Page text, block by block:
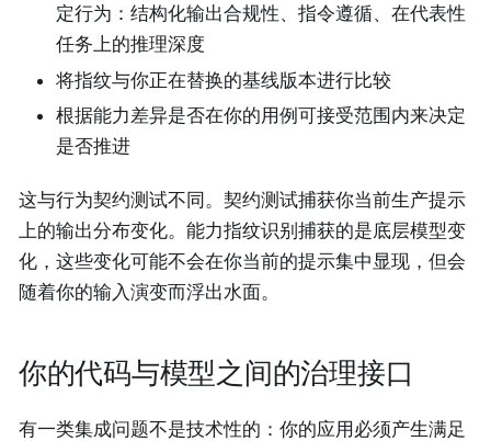
定行为：结构化输出合规性、指令遵循、在代表性
任务上的推理深度
将指纹与你正在替换的基线版本进行比较
根据能力差异是否在你的用例可接受范围内来决定
是否推进
这与行为契约测试不同。契约测试捕获你当前生产提示
上的输出分布变化。能力指纹识别捕获的是底层模型变
化，这些变化可能不会在你当前的提示集中显现，但会
随着你的输入演变而浮出水面。
你的代码与模型之间的治理接口
有一类集成问题不是技术性的：你的应用必须产生满足